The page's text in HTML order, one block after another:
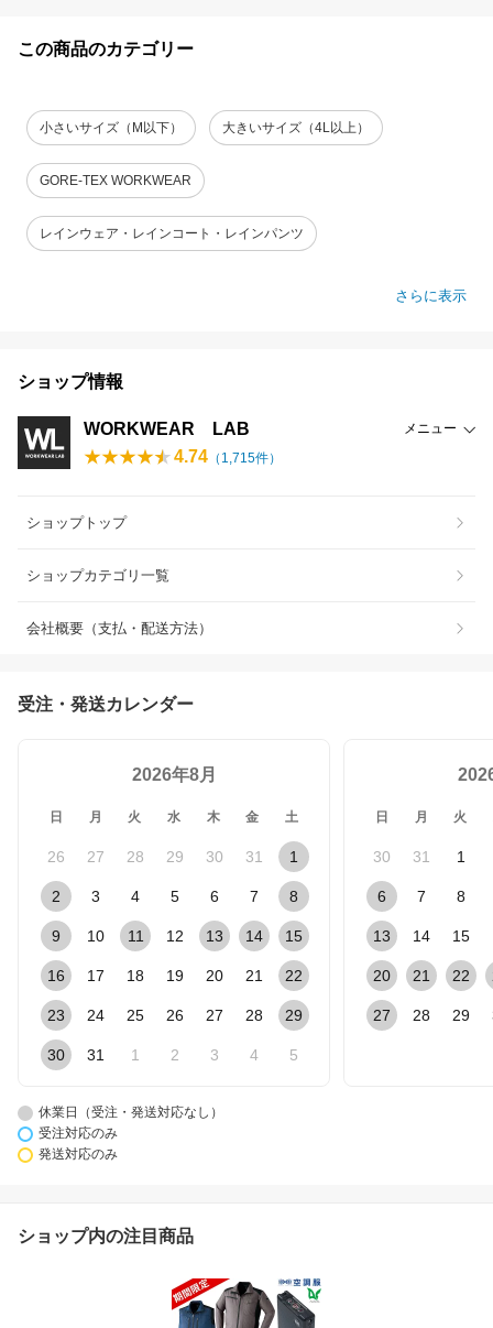
この商品のカテゴリー
小さいサイズ（M以下） 大きいサイズ（4L以上）
GORE-TEX WORKWEAR
レインウェア・レインコート・レインパンツ
さらに表示
ショップ情報
WORKWEAR LAB メニュー
4.74 （ 1,715件）
ショップトップ
ショップカテゴリ一覧
会社概要（支払・配送方法）
受注・発送カレンダー
2026年8月
日 月 火 水 木 金 土
26 27 28 29 30 31 1
2 3 4 5 6 7 8
9 10 11 12 13 14 15
16 17 18 19 20 21 22
23 24 25 26 27 28 29
30 31 1 2 3 4 5
日 月 火
30 31 1
6 7 8
13 14 15
20 21 22
27 28 29
休業日（受注・発送対応なし）
受注対応のみ
発送対応のみ
ショップ内の注目商品